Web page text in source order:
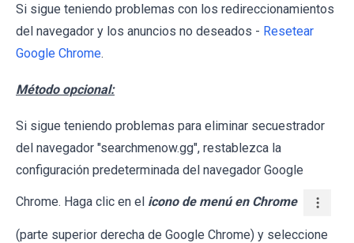
Si sigue teniendo problemas con los redireccionamientos
del navegador y los anuncios no deseados - Resetear
Google Chrome.
Método opcional:
Si sigue teniendo problemas para eliminar secuestrador
del navegador "searchmenow.gg", restablezca la
configuración predeterminada del navegador Google
Chrome. Haga clic en el icono de menú en Chrome
(parte superior derecha de Google Chrome) y seleccione